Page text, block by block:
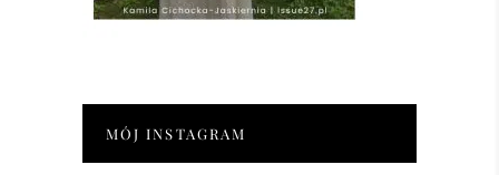
MÓJ INSTAGRAM